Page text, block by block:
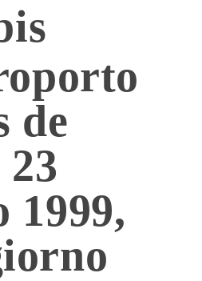
de
1999,